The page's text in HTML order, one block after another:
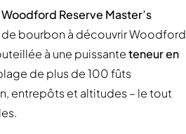
Woodford Reserve Master’s
bourbon à découvrir Woodford
à une puissanteteneur en
de plus de 100 fûts
entrepôts et altitudes – le tout